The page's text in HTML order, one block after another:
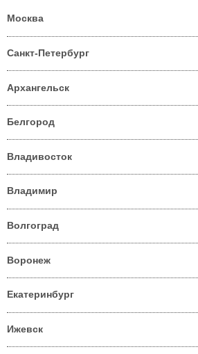
Москва
Санкт-Петербург
Архангельск
Белгород
Владивосток
Владимир
Волгоград
Воронеж
Екатеринбург
Ижевск